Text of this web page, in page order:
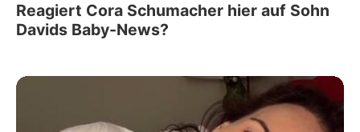
Reagiert Cora Schumacher hier auf Sohn
Davids Baby-News?